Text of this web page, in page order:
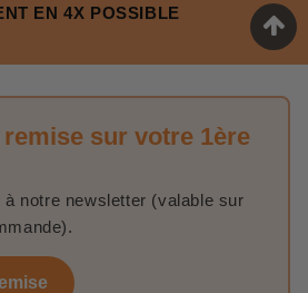
EN 4X POSSIBLE
remise sur votre 1ère
notre newsletter (valable sur